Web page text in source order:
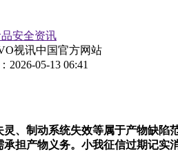
安全资讯
视讯中国官方网站
2026-05-13 06:41
制动系统失效等属于产物缺陷范
承担产物义务。小我征信过期记实